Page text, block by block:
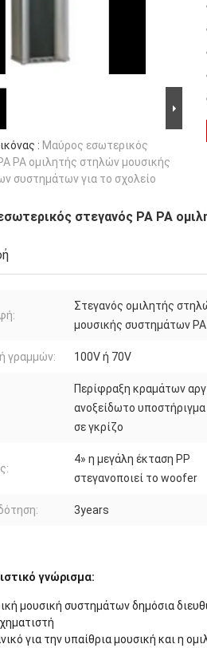
: Μαύρος εσωτερικός
PA ομιλητής στηλών μουσικής
συστημάτων για το σχολείο
στεγανός PA PA
Στεγανός ομιλητής
μουσικής συστημάτων PA
γραμμών: 100V ή 70V
Περίφραξη κραμάτων
ανοξείδωτο
σε γκρίζο
4» η μεγάλη έκταση PP
στεγανοποιεί το woofer
3years
γνώρισμα:
μουσική συστημάτων δημόσια
για την υπαίθρια μουσική και η